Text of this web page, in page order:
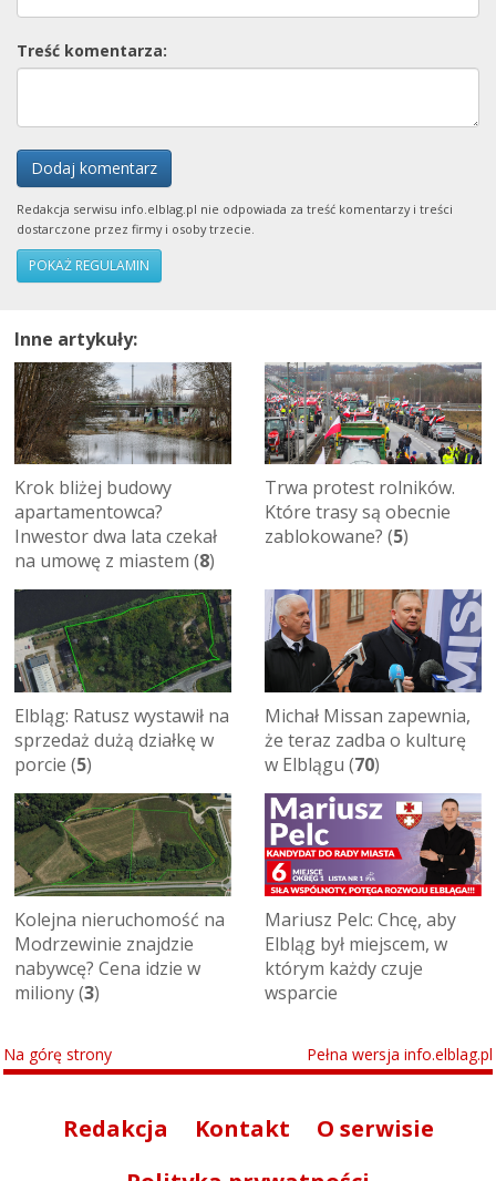
Treść komentarza:
Dodaj komentarz
Redakcja serwisu info.elblag.pl nie odpowiada za treść komentarzy i treści
dostarczone przez firmy i osoby trzecie.
POKAŻ REGULAMIN
Inne artykuły:
Krok bliżej budowy
apartamentowca?
Inwestor dwa lata czekał
na umowę z miastem (8)
Trwa protest rolników.
Które trasy są obecnie
zablokowane? (5)
Elbląg: Ratusz wystawił na
sprzedaż dużą działkę w
porcie (5)
Michał Missan zapewnia,
że teraz zadba o kulturę
w Elblągu (70)
Kolejna nieruchomość na
Modrzewinie znajdzie
nabywcę? Cena idzie w
miliony (3)
Mariusz Pelc: Chcę, aby
Elbląg był miejscem, w
którym każdy czuje
wsparcie
Na górę strony Pełna wersja info.elblag.pl
Redakcja Kontakt
O serwisie